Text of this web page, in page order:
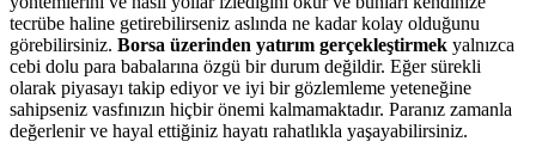
tecrübe haline getirebilirseniz aslında ne kadar kolay olduğunu
görebilirsiniz. Borsa üzerinden yatırım gerçekleştirmek yalnızca
cebi dolu para babalarına özgü bir durum değildir. Eğer sürekli
olarak piyasayı takip ediyor ve iyi bir gözlemleme yeteneğine
sahipseniz vasfınızın hiçbir önemi kalmamaktadır. Paranız zamanla
değerlenir ve hayal ettiğiniz hayatı rahatlıkla yaşayabilirsiniz.